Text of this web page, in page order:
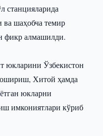
станцияларида
шаҳобча темир
фикр алмашилди.
юкларини Ўзбекистон
Хитой ҳамда
юкларни
имкониятлари кўриб